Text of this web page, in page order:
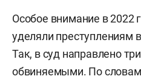
Особое внимание в 2022
уделяли преступлениям
Так, в суд направлено
обвиняемыми. По